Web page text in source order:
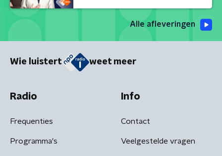
Alle afleveringen
Wie luistert weet meer
Radio
Frequenties
Programma's
Info
Contact
Veelgestelde vragen